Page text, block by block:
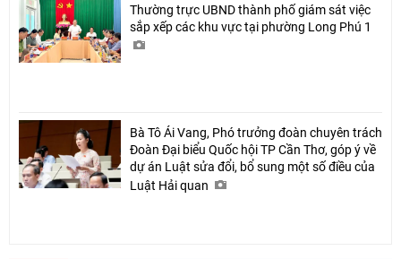
Thường trực UBND thành phố giám sát việc
sắp xếp các khu vực tại phường Long Phú 1
Bà Tô Ái Vang, Phó trưởng đoàn chuyên trách
Đoàn Đại biểu Quốc hội TP Cần Thơ, góp ý về
dự án Luật sửa đổi, bổ sung một số điều của
Luật Hải quan